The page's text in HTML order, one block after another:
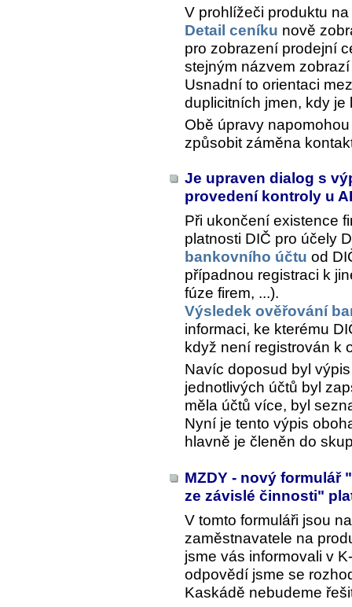
V prohlížeči produktu
Detail ceníku nově
pro zobrazení prodejní
stejným názvem
Usnadní to orientaci
duplicitních jmen, kdy je
Obě úpravy
způsobit záměna
Je upraven dialog s
provedení kontroly u
Při ukončení existence
platnosti DIČ pro účely
bankovního účtu od
případnou registraci k
fúze firem, ...).
Výsledek ověřování
informaci, ke kterému
když není registrován k
Navíc doposud byl
jednotlivých účtů byl
měla účtů více, byl
Nyní je tento výpis
hlavně je členěn do
MZDY - nový formulář
ze závislé činnosti"
V tomto formuláři jsou
zaměstnavatele na
jsme vás informovali v
odpovědí jsme se
Kaskádě nebudeme